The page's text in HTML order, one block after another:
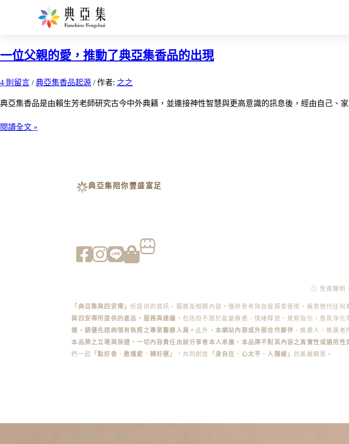
典亞集香品起源
一位父親的愛，推動了典亞集香品的出現
4 則留言 /典亞集香品起源 / 作者: 之之
典亞集香品是由賴生芳老師研究古今中外典籍，並連接神性智慧與更高意識的訊息後，經由自己、
閱讀全文 »
典亞集陪你豐盛富足
◎ 免責聲明
「典亞集與四安禪」 所提供的資訊、服務及相關內容，僅供參考與自我探索使用，無意替代任
與四安禪所提供的產品、服務與建議 ，包括但不限於能量療癒、情緒釋放、覺察指引、香氛淨化
適，請優先諮詢領有執照之專業醫療人員。 此外， 本網站內部或外部合作夥伴 、推薦人、推廣
本品牌之立場與保證，一切內容責任由該分享者本人承擔，本品牌不對其內容之真實性或適用性
們一起 「點好香．散播愛．轉好運」 ，共同創造 「身自在．心太平．人隨緣」 的美麗願景。